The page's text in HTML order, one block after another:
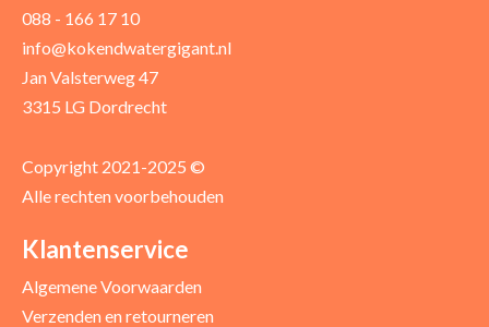
Uw recensie *
088 - 166 17 10
info@kokendwatergigant.nl
Jan Valsterweg 47
3315 LG Dordrecht
Copyright 2021-2025 ©
Alle rechten voorbehouden
Klantenservice
Algemene Voorwaarden
Verzenden en retourneren